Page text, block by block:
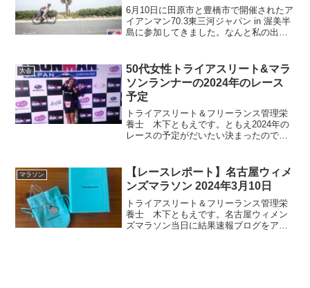
6月10日に田原市と豊橋市で開催されたア
イアンマン70.3東三河ジャパン in 渥美半
島に参加してきました。なんと私の出身
に出たくてトライアスロンを始めた私に
とっては夢...
大会
50代女性トライアスリート&マラ
ソンランナーの2024年のレース
予定
トライアスリート＆フリーランス管理栄
養士 木下ともえです。ともえ2024年の
レースの予定がだいたい決まったのでご
通り、以下の3つのレースに出場します。
2024年2月...
マラソン
【レースレポート】名古屋ウィメ
ンズマラソン 2024年3月10日
トライアスリート＆フリーランス管理栄
養士 木下ともえです。名古屋ウィメン
ズマラソン当日に結果速報ブログをアッ